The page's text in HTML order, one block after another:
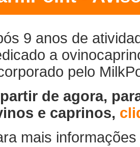
de carne ovina
as importações de carne
31,5% frente a outubro,
quantidade importada
As importações de carne ovina
mês de outubro. Este fato
de carne ovina para as
nacionais do produto